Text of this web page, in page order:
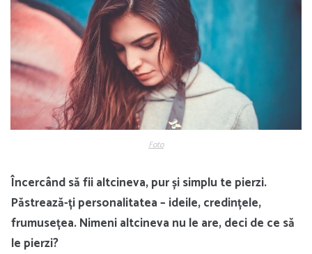
Foto
Încercând să fii altcineva, pur și simplu te pierzi.
Păstrează-ți personalitatea – ideile, credințele,
frumusețea. Nimeni altcineva nu le are, deci de ce să
le pierzi?